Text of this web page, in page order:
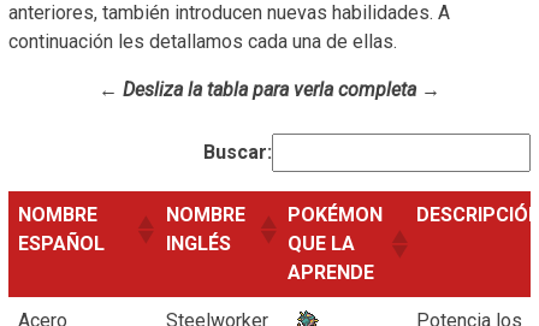
anteriores, también introducen nuevas habilidades. A
continuación les detallamos cada una de ellas.
← Desliza la tabla para verla completa →
Buscar:
NOMBRE
ESPAÑOL
NOMBRE
INGLÉS
POKÉMON
QUE LA
APRENDE
Acero
Steelworker
Potencia los